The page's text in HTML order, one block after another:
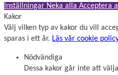
Inställningar Neka alla Acceptera
Kakor
Välj vilken typ av kakor du vill
sparas i ett år. Läs vår cookie
Nödvändiga
Dessa kakor går inte att